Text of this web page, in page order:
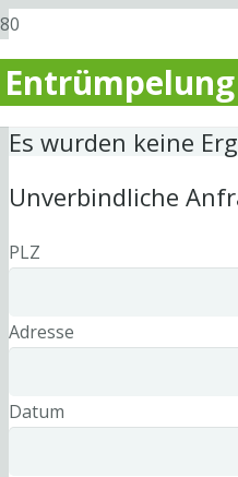
Entrümpelung
Es wurden keine
Unverbindliche
PLZ
Adresse
Datum